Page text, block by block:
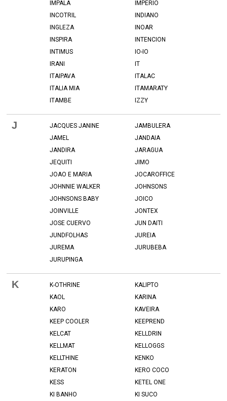
IMPALA
IMPERIO
INCOTRIL
INDIANO
INGLEZA
INOAR
INSPIRA
INTENCION
INTIMUS
IO-IO
IRANI
IT
ITAIPAVA
ITALAC
ITALIA MIA
ITAMARATY
ITAMBE
IZZY
J JACQUES JANINE
JAMBULERA
JAMEL
JANDAIA
JANDIRA
JARAGUA
JEQUITI
JIMO
JOAO E MARIA
JOCAROFFICE
JOHNNIE WALKER
JOHNSONS
JOHNSONS BABY
JOICO
JOINVILLE
JONTEX
JOSE CUERVO
JUN DAITI
JUNDFOLHAS
JUREIA
JUREMA
JURUBEBA
JURUPINGA
K K-OTHRINE
KALIPTO
KAOL
KARINA
KARO
KAVEIRA
KEEP COOLER
KEEPREND
KELCAT
KELLDRIN
KELLMAT
KELLOGGS
KELLTHINE
KENKO
KERATON
KERO COCO
KESS
KETEL ONE
KI BANHO
KI SUCO